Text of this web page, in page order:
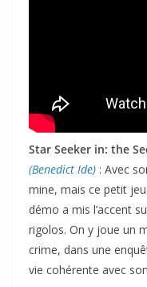
Star Seeker in: the
(Benedict Ide) : Avec
mine, mais ce petit jeu
démo a mis l’accent
rigolos. On y joue un
crime, dans une
vie cohérente avec